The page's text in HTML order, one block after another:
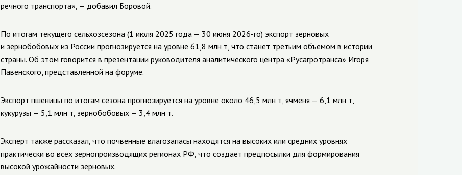
речного транспорта», — добавил Боровой.
По итогам текущего сельхозсезона (1 июля 2025 года — 30 июня 2026-го) экспорт зерновых
и зернобобовых из России прогнозируется на уровне 61,8 млн т, что станет третьим объемом в истории
страны. Об этом говорится в презентации руководителя аналитического центра «Русагротранса» Игоря
Павенского, представленной на форуме.
Экспорт пшеницы по итогам сезона прогнозируется на уровне около 46,5 млн т, ячменя — 6,1 млн т,
кукурузы — 5,1 млн т, зернобобовых — 3,4 млн т.
Эксперт также рассказал, что почвенные влагозапасы находятся на высоких или средних уровнях
практически во всех зернопроизводящих регионах РФ, что создает предпосылки для формирования
высокой урожайности зерновых.